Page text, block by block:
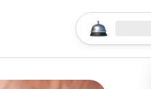
Aloita haku
Sijainti